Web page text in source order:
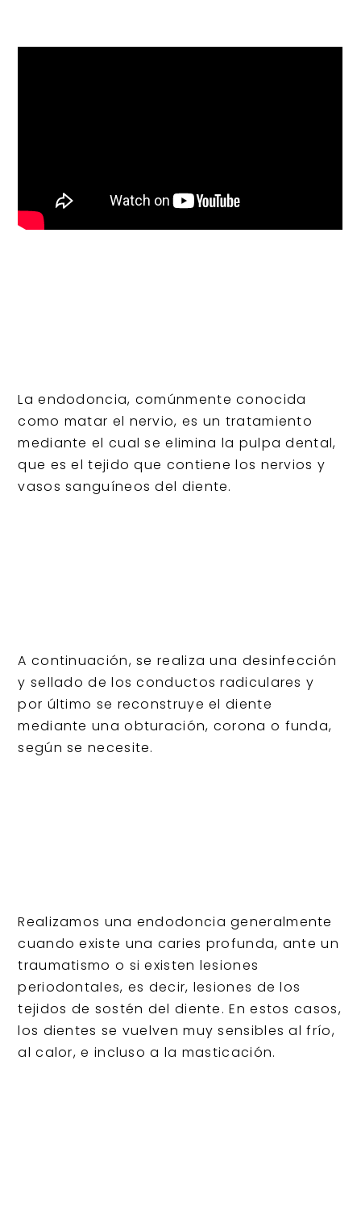
La endodoncia, comúnmente conocida
como matar el nervio, es un tratamiento
mediante el cual se elimina la pulpa dental,
que es el tejido que contiene los nervios y
vasos sanguíneos del diente.
A continuación, se realiza una desinfección
y sellado de los conductos radiculares y
por último se reconstruye el diente
mediante una obturación, corona o funda,
según se necesite.
Realizamos una endodoncia generalmente
cuando existe una caries profunda, ante un
traumatismo o si existen lesiones
periodontales, es decir, lesiones de los
tejidos de sostén del diente. En estos casos,
los dientes se vuelven muy sensibles al frío,
al calor, e incluso a la masticación.